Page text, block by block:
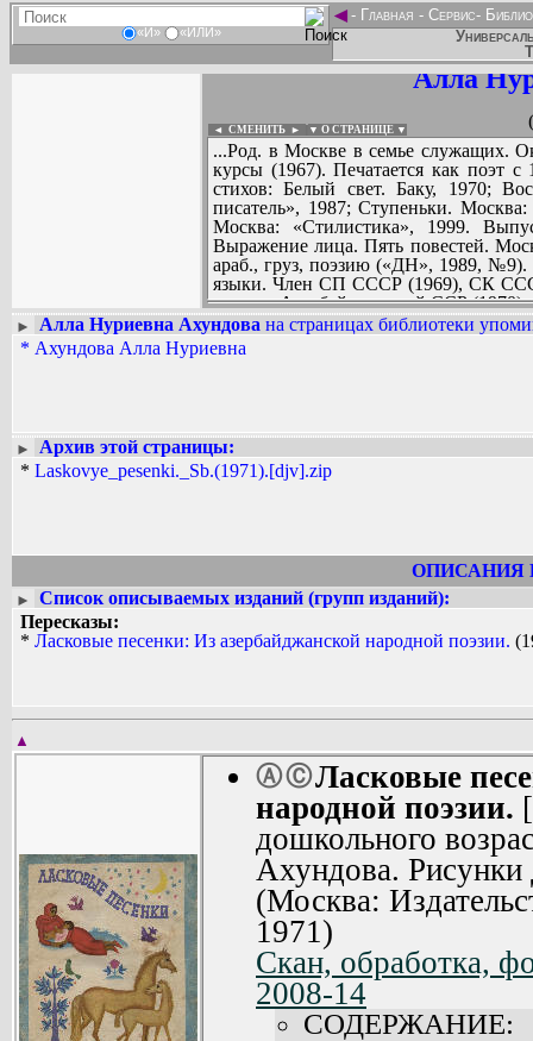
«И» «ИЛИ»
◄- Главная - Сервис-
Алла
◄ СМЕНИТЬ ► ▼ О СТРАНИЦЕ ▼
...Род. в Москве в семье служащих.
курсы (1967). Печатается как поэт
стихов: Белый свет. Баку, 1970;
писатель», 1987; Ступеньки.
Москва: «Стилистика», 1999.
Выражение лица. Пять повестей.
араб., груз, поэзию («ДН», 1989,
языки. Член СП СССР (1969), СК
премии Азербайджанской ССР (1970).
Вадим Ершов...
► Алла Нуриевна Ахундова на страницах библиотеки
* Ахундова Алла Нуриевна
►
Архив этой страницы:
* Laskovye_pesenki._Sb.(1971).[djv].zip
ОПИСАНИЯ
►
Список описываемых изданий (групп изданий):
Пересказы:
* Ласковые песенки: Из азербайджанской народной поэзии.
▲
ⒶⒸЛасковые
народной поэзии. [
дошкольного
Ахундова.
(Москва:
1971)
Скан, обработка,
2008-14
СОДЕРЖАНИЕ: